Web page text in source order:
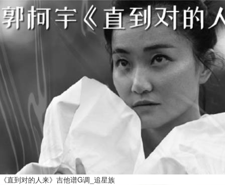
《直到对的人来》吉他谱G调_追星族